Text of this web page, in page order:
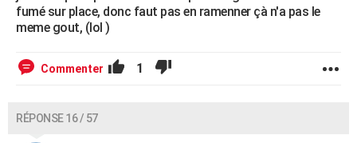
fumé sur place, donc faut pas en ramenner çà n'a pas le
meme gout, (lol )
Commenter 1
RÉPONSE 16 / 57